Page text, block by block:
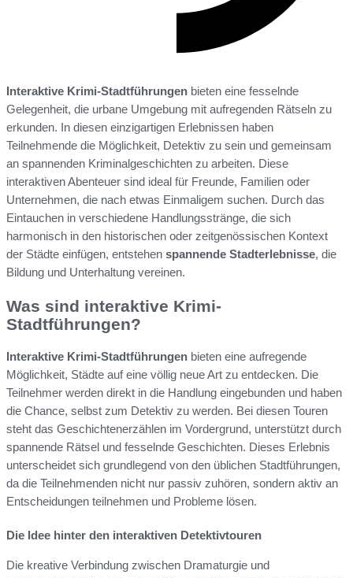
Interaktive Krimi-Stadtführungen bieten eine fesselnde
Gelegenheit, die urbane Umgebung mit aufregenden Rätseln zu
erkunden. In diesen einzigartigen Erlebnissen haben
Teilnehmende die Möglichkeit, Detektiv zu sein und gemeinsam
an spannenden Kriminalgeschichten zu arbeiten. Diese
interaktiven Abenteuer sind ideal für Freunde, Familien oder
Unternehmen, die nach etwas Einmaligem suchen. Durch das
Eintauchen in verschiedene Handlungsstränge, die sich
harmonisch in den historischen oder zeitgenössischen Kontext
der Städte einfügen, entstehen spannende Stadterlebnisse, die
Bildung und Unterhaltung vereinen.
Was sind interaktive Krimi-
Stadtführungen?
Interaktive Krimi-Stadtführungen bieten eine aufregende
Möglichkeit, Städte auf eine völlig neue Art zu entdecken. Die
Teilnehmer werden direkt in die Handlung eingebunden und haben
die Chance, selbst zum Detektiv zu werden. Bei diesen Touren
steht das Geschichtenerzählen im Vordergrund, unterstützt durch
spannende Rätsel und fesselnde Geschichten. Dieses Erlebnis
unterscheidet sich grundlegend von den üblichen Stadtführungen,
da die Teilnehmenden nicht nur passiv zuhören, sondern aktiv an
Entscheidungen teilnehmen und Probleme lösen.
Die Idee hinter den interaktiven Detektivtouren
Die kreative Verbindung zwischen Dramaturgie und